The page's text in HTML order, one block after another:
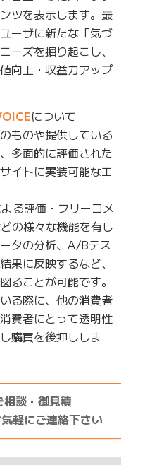
ツを表示します。最
ーザに新たな「気づ
ーズを掘り起こし、
向上・収益力アップ
について
ものや提供している
多面的に評価された
イトに実装可能なエ
る評価・フリーコメ
の様々な機能を有し
タの分析、A/Bテス
果に反映するなど、
ることが可能です。
る際に、他の消費者
費者にとって透明性
購買を後押ししま
談・御見積
軽にご連絡下さい